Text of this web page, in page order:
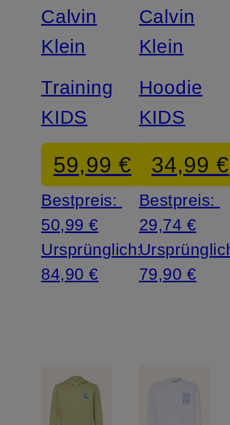
Calvin
Klein
Trainingsjacke
KIDS
59,99 €
Bestpreis:
50,99 €
Ursprünglich:
84,90 €
Calvin
Klein
Hoodie
KIDS
34,99 €
Bestpreis:
29,74 €
79,90 €